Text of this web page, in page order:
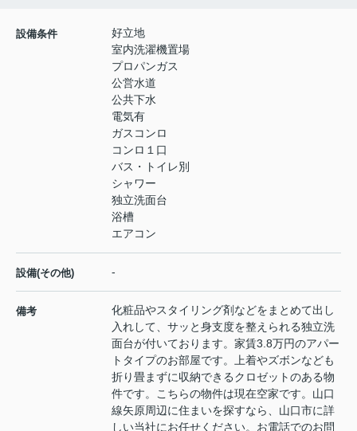
設備条件
好立地
室内洗濯機置場
プロパンガス
公営水道
公共下水
電気有
ガスコンロ
コンロ１口
バス・トイレ別
シャワー
独立洗面台
浴槽
エアコン
設備(その他) -
備考
化粧品やスタイリング剤などをまとめて出し
入れして、サッと身支度を整えられる独立洗
面台が付いております。家賃3.8万円のアパー
トタイプのお部屋です。上着やズボンなども
折り畳まずに収納できるクロゼットのある物
件です。こちらの物件は現在空家です。山口
線矢原周辺に住まいを探すなら、山口市に詳
しい当社にお任せください。お電話でのお問